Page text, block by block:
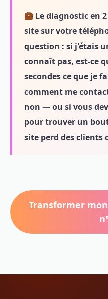
Le diagnostic en
site sur votre
question : si j'étais
connaît pas, est-ce
secondes ce que je
comment me
non — ou si vous
pour trouver un
site perd des clients
Transformer